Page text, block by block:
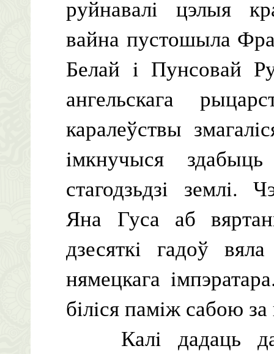
руйнавалi цэлыя
вайна пустошыла
Белай i Пунсовай
ангельскага
каралеўствы
iмкнучыся
стагодзьдзi землi.
Яна Гуса аб
дзесяткi гадоў
нямецкага
бiлiся памiж сабою
Калi дадаць да